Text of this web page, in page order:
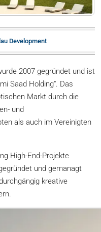
Development
2007 gegründet und ist
Saad Holding“. Das
Markt durch die
und
als auch im Vereinigten
High-End-Projekte
und gemanagt
kreative